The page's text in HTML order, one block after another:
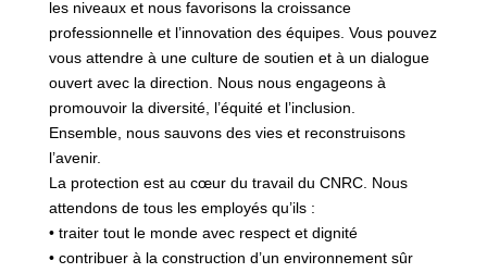
les niveaux et nous favorisons la croissance
professionnelle et l’innovation des équipes. Vous pouvez
vous attendre à une culture de soutien et à un dialogue
ouvert avec la direction. Nous nous engageons à
promouvoir la diversité, l’équité et l’inclusion.
Ensemble, nous sauvons des vies et reconstruisons
l’avenir.
La protection est au cœur du travail du CNRC. Nous
attendons de tous les employés qu’ils :
• traiter tout le monde avec respect et dignité
• contribuer à la construction d’un environnement sûr